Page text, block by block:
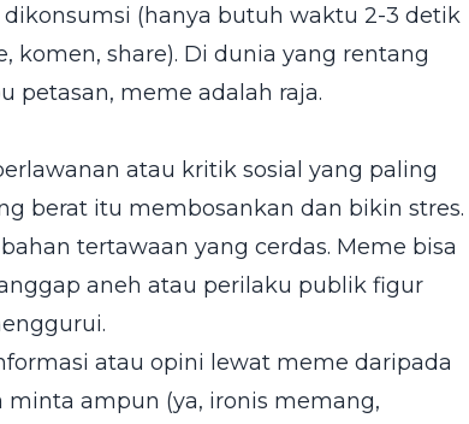
(hanya butuh waktu 2-3 detik
komen, share). Di dunia yang rentang
petasan, meme adalah raja.
atau kritik sosial yang paling
berat itu membosankan dan bikin stres.
tertawaan yang cerdas. Meme bisa
aneh atau perilaku publik figur
atau opini lewat meme daripada
ampun (ya, ironis memang,